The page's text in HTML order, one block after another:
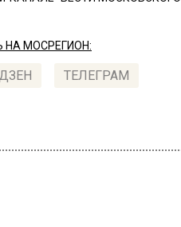
НА МОСРЕГИОН:
ТЕЛЕГРАМ